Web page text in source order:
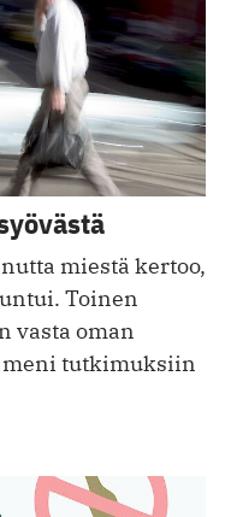
miestä kertoo,
Toinen
vasta oman
meni tutkimuksiin